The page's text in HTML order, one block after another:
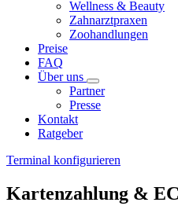
Wellness & Beauty
Zahnarztpraxen
Zoohandlungen
Preise
FAQ
Über uns
Partner
Presse
Kontakt
Ratgeber
Terminal konfigurieren
Kartenzahlung &